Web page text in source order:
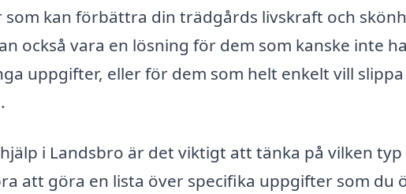
kan förbättra din trädgårds livskraft och
också vara en lösning för dem som kanske inte
uppgifter, eller för dem som helt enkelt vill
i Landsbro är det viktigt att tänka på vilken typ
att göra en lista över specifika uppgifter som du